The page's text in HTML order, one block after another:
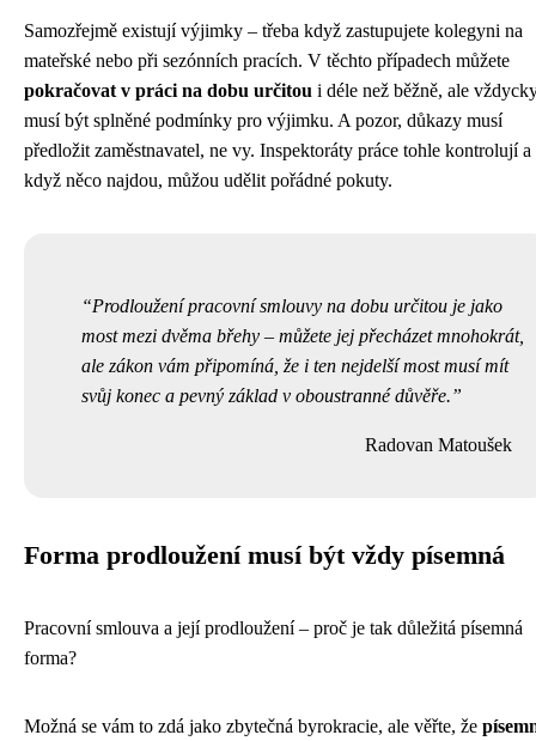
Samozřejmě existují výjimky – třeba když zastupujete kolegyni na
mateřské nebo při sezónních pracích. V těchto případech můžete
pokračovat v práci na dobu určitou i déle než běžně, ale
musí být splněné podmínky pro výjimku. A pozor, důkazy musí
předložit zaměstnavatel, ne vy. Inspektoráty práce tohle kontrolují a
když něco najdou, můžou udělit pořádné pokuty.
Prodloužení pracovní smlouvy na dobu určitou je jako
most mezi dvěma břehy – můžete jej přecházet mnohokrát,
ale zákon vám připomíná, že i ten nejdelší most musí mít
svůj konec a pevný základ v oboustranné důvěře.
Radovan Matoušek
Forma prodloužení musí být vždy písemná
Pracovní smlouva a její prodloužení – proč je tak důležitá písemná
forma?
Možná se vám to zdá jako zbytečná byrokracie, ale věřte, že